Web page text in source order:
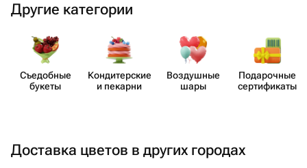
Другие категории
Съедобные
букеты
Кондит​ерские
и пекарни
Воздушные
шары
Пода​рочные
серти​фикаты
Доставка цветов в других городах